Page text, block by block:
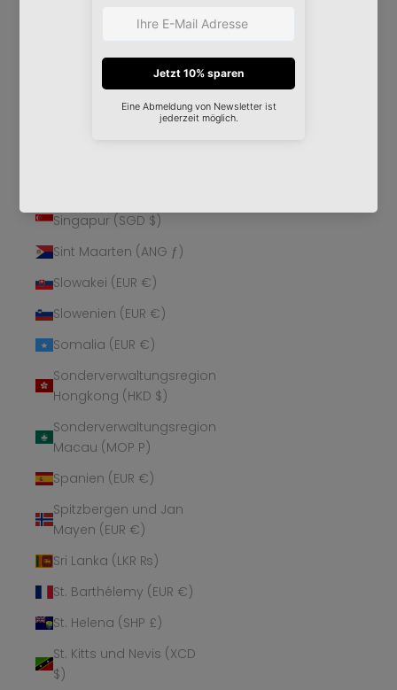
Schweiz (CHF CHF)
Senegal (XOF Fr)
Seychellen (EUR €)
Singapur (SGD $)
Sint Maarten (ANG ƒ)
Slowakei (EUR €)
Slowenien (EUR €)
Somalia (EUR €)
Sonderverwaltungsregion
Hongkong (HKD $)
Sonderverwaltungsregion
Macau (MOP P)
Spanien (EUR €)
Spitzbergen und Jan
Mayen (EUR €)
Sri Lanka (LKR ₨)
St. Barthélemy (EUR €)
St. Helena (SHP £)
St. Kitts und Nevis (XCD
$)